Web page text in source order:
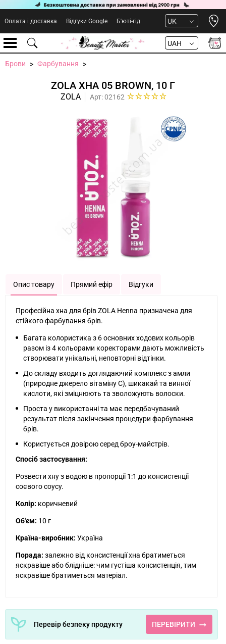
Оплата і доставка Відгуки Google Б'юті-гід UK
UAH
Брови Фарбування
ZOLA ХНА 05 BROWN, 10 Г
ZOLA Арт: 02162
Опис товару Прямий ефір Відгуки
Професійна хна для брів ZOLA Henna призначена для
стійкого фарбування брів.
Багата колористика з 6 основних ходових кольорів
разом із 4 кольорами коректорами дають можливість
створювати унікальні, неповторні відтінки.
До складу входить доглядаючий комплекс з амли
(природне джерело вітаміну С), шикакай та винної
кислоти, які зміцнюють та зволожують волоски.
Проста у використанні та має передбачуваний
результат після закінчення процедури фарбування
брів.
Користується довірою серед броу-майстрів.
Спосіб застосування:
Розвести хну з водою в пропорції 1:1 до консистенції
соєвого соусу.
Колір: коричневий
Об'єм: 10 г
Країна-виробник: Україна
Порада: залежно від консистенції хна братиметься
яскравіше або блідніше: чим густіша консистенція, тим
яскравіше братиметься матеріал.
Перевір безпеку продукту ПЕРЕВІРИТИ